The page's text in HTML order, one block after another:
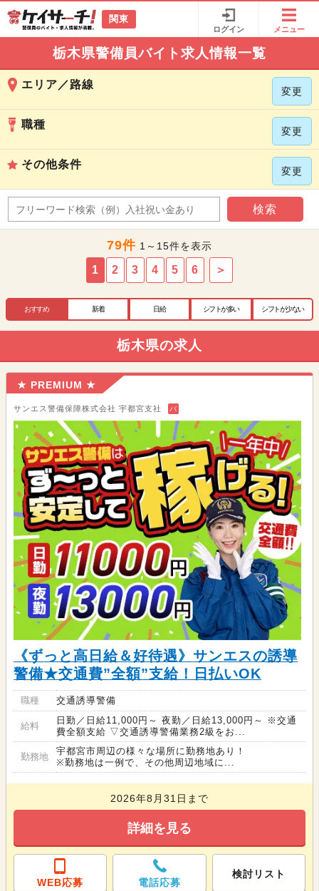
関東
ログイン メニュー
栃木県警備員バイト求人情報一覧
エリア／路線
変更
職種
変更
その他条件
変更
検索
79件 1～15件を表示
1 2 3 4 5 6 ＞
おすすめ 新着 日給 シフトが多い シフトが少ない
栃木県の求人
★ PREMIUM ★
サンエス警備保障株式会社 宇都宮支社 バ
《ずっと高日給＆好待遇》サンエスの誘導
警備★交通費”全額”支給！日払いOK
職種 交通誘導警備
給料
日勤／日給11,000円～ 夜勤／日給13,000円～ ※交通
費全額支給 ▽交通誘導警備業務2級をお...
勤務地
宇都宮市周辺の様々な場所に勤務地あり！
※勤務地は一例で、その他周辺地域に...
2026年8月31日まで
詳細を見る
WEB応募 電話応募
検討リスト